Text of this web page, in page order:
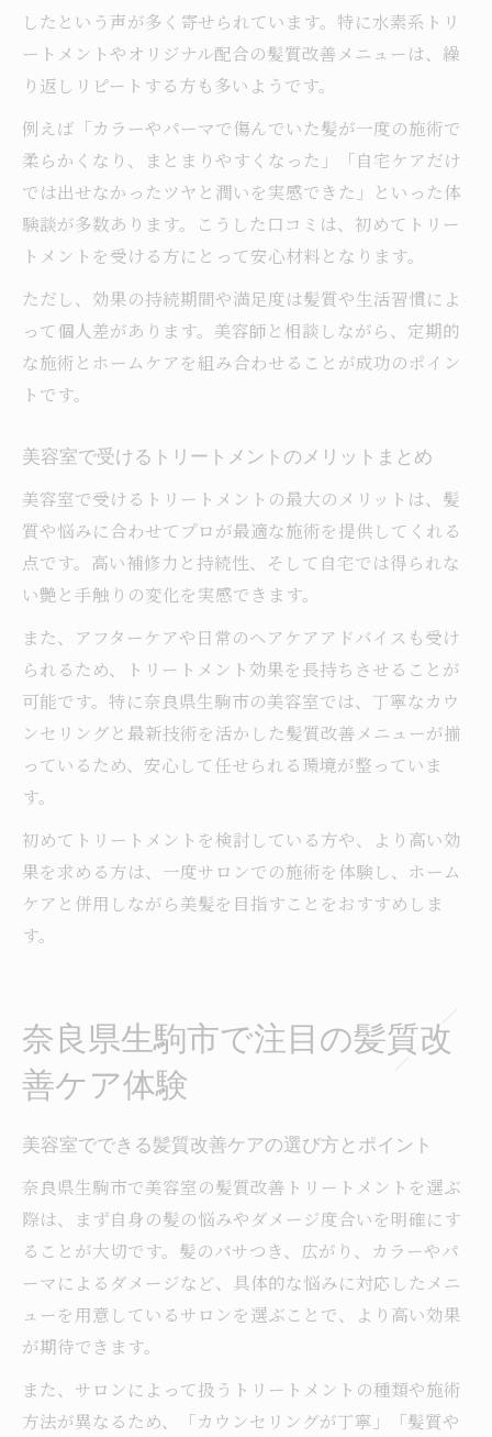
したという声が多く寄せられています。特に水素系トリ
ートメントやオリジナル配合の髪質改善メニューは、繰
り返しリピートする方も多いようです。
例えば「カラーやパーマで傷んでいた髪が一度の施術で
柔らかくなり、まとまりやすくなった」「自宅ケアだけ
では出せなかったツヤと潤いを実感できた」といった体
験談が多数あります。こうした口コミは、初めてトリー
トメントを受ける方にとって安心材料となります。
ただし、効果の持続期間や満足度は髪質や生活習慣によ
って個人差があります。美容師と相談しながら、定期的
な施術とホームケアを組み合わせることが成功のポイン
トです。
美容室で受けるトリートメントのメリットまとめ
美容室で受けるトリートメントの最大のメリットは、髪
質や悩みに合わせてプロが最適な施術を提供してくれる
点です。高い補修力と持続性、そして自宅では得られな
い艶と手触りの変化を実感できます。
また、アフターケアや日常のヘアケアアドバイスも受け
られるため、トリートメント効果を長持ちさせることが
可能です。特に奈良県生駒市の美容室では、丁寧なカウ
ンセリングと最新技術を活かした髪質改善メニューが揃
っているため、安心して任せられる環境が整っていま
す。
初めてトリートメントを検討している方や、より高い効
果を求める方は、一度サロンでの施術を体験し、ホーム
ケアと併用しながら美髪を目指すことをおすすめしま
す。
奈良県生駒市で注目の髪質改
善ケア体験
美容室でできる髪質改善ケアの選び方とポイント
奈良県生駒市で美容室の髪質改善トリートメントを選ぶ
際は、まず自身の髪の悩みやダメージ度合いを明確にす
ることが大切です。髪のパサつき、広がり、カラーやパ
ーマによるダメージなど、具体的な悩みに対応したメニ
ューを用意しているサロンを選ぶことで、より高い効果
が期待できます。
また、サロンによって扱うトリートメントの種類や施術
方法が異なるため、「カウンセリングが丁寧」「髪質や